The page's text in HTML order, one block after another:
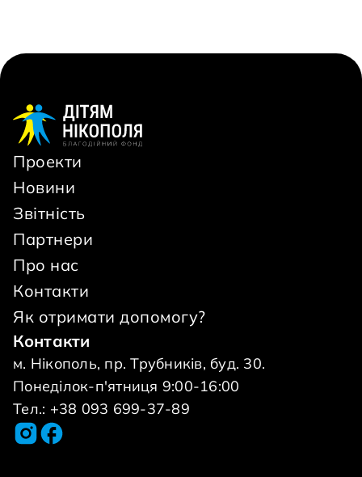
Проекти
Новини
Звітність
Партнери
Про нас
Контакти
Як отримати допомогу?
Контакти
м. Нікополь, пр. Трубників, буд. 30.
Понеділок-п'ятниця 9:00-16:00
Тел.: +38 093 699-37-89